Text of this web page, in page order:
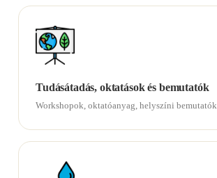
Tudásátadás, oktatások és bemutatók
Workshopok, oktatóanyag, helyszíni bemutatók